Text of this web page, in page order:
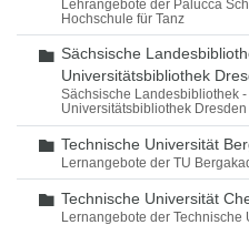
Lehrangebote der Palucca
Hochschule für Tanz
Ordner
Sächsische
Universitätsbibliothek
Sächsische Landesbibliothek -
Universitätsbibliothek Dresden
Ordner
Technische Universität
Lernangebote der TU
Ordner
Technische Universität
Lernangebote der